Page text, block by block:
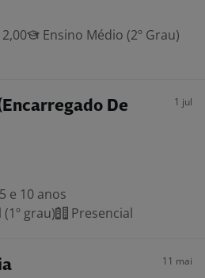
Ensino Médio (2º Grau)
De
1 jul
e 10 anos
grau)
Presencial
11 mai